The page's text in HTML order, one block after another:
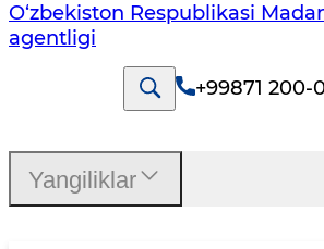
O‘zbekiston Respublikasi
agentligi
+99871 200-
Yangiliklar